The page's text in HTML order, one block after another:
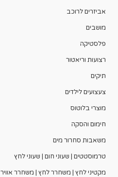
אביזרים לרוכב
מושבים
פלסטיקה
רצועות וריאטור
תיקים
צעצועים לילדים
מוצרי בלוטוס
חימום והסקה
משאבות סחרור מים
טרמוסטטים | שעוני חום | שעוני לחץ
מקטיני לחץ | משחרר לחץ | משחרר אוויר